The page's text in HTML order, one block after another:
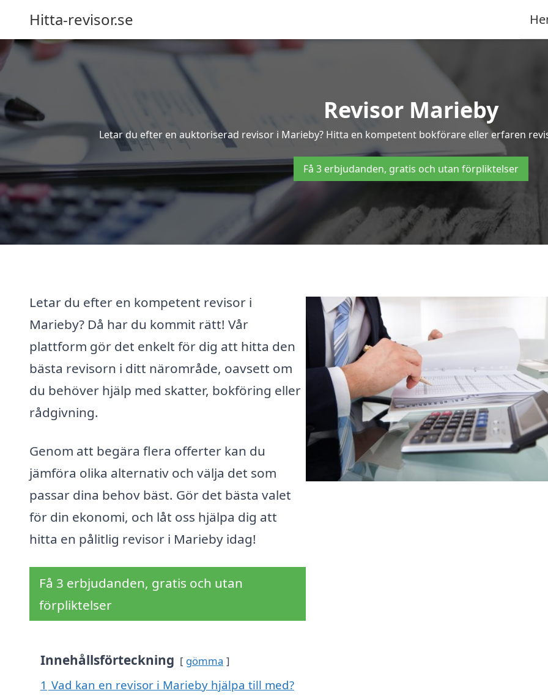
Hitta-revisor.se
Revisor Marieby
Letar du efter en auktoriserad revisor i Marieby? Hitta en kompetent bokförare eller erfaren
Få 3 erbjudanden, gratis och utan förpliktelser
Letar du efter en kompetent revisor i
Marieby? Då har du kommit rätt! Vår
plattform gör det enkelt för dig att hitta den
bästa revisorn i ditt närområde, oavsett om
du behöver hjälp med skatter, bokföring eller
rådgivning.
Genom att begära flera offerter kan du
jämföra olika alternativ och välja det som
passar dina behov bäst. Gör det bästa valet
för din ekonomi, och låt oss hjälpa dig att
hitta en pålitlig revisor i Marieby idag!
Få 3 erbjudanden, gratis och utan
förpliktelser
Innehållsförteckning gömma
1 Vad kan en revisor i Marieby hjälpa till med?